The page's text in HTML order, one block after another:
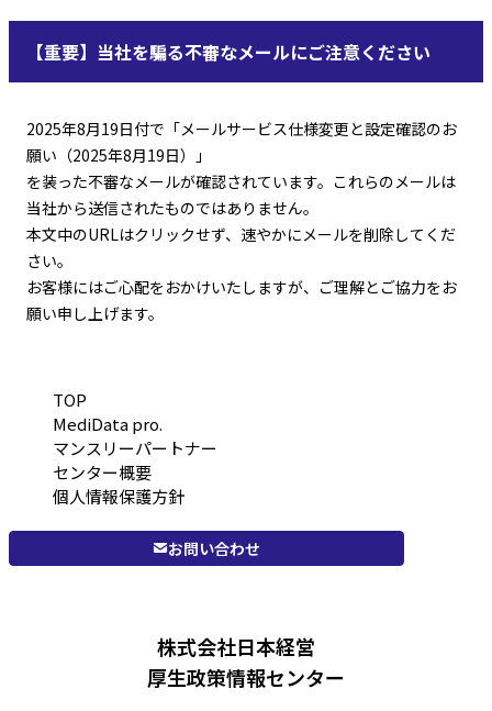
【重要】当社を騙る不審なメールにご注意ください
2025年8月19日付で「メールサービス仕様変更と設定確認のお
願い（2025年8月19日）」
を装った不審なメールが確認されています。これらのメールは
当社から送信されたものではありません。
本文中のURLはクリックせず、速やかにメールを削除してくだ
さい。
お客様にはご心配をおかけいたしますが、ご理解とご協力をお
願い申し上げます。
TOP
MediData pro.
マンスリーパートナー
センター概要
個人情報保護方針
お問い合わせ
株式会社日本経営
厚生政策情報センター